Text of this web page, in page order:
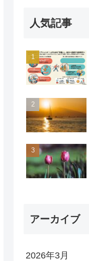
人気記事
アーカイブ
2026年3月